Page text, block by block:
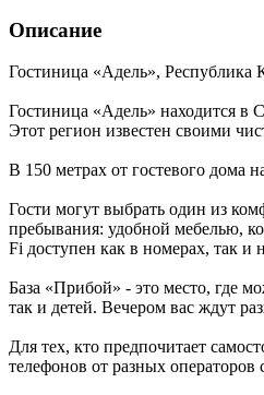
Описание
Гостиница «Адель», Республика
Гостиница «Адель» находится в
Этот регион известен своими
В 150 метрах от гостевого дома
Гости могут выбрать один из
пребывания: удобной мебелью,
Fi доступен как в номерах, так и
База «Прибой» - это место, где
так и детей. Вечером вас ждут
Для тех, кто предпочитает
телефонов от разных операторов